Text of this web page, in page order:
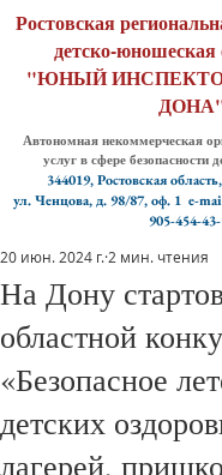
Ростовская
детско-юношеская
"ЮНЫЙ
Автономная некоммерческая
услуг в сфере безопасности
344019, Ростовская
ул. Ченцова, д. 98/87, оф. 1 e-
905-454-
На Дону
областной
«Безопасное
детских
лагерей,
20 июн. 2024 г. 2 мин. чтения